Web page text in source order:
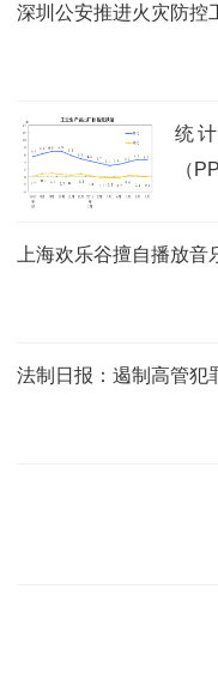
深圳公安推进火灾防控
统
（
上海欢乐谷擅自播放音
法制日报：遏制高管犯